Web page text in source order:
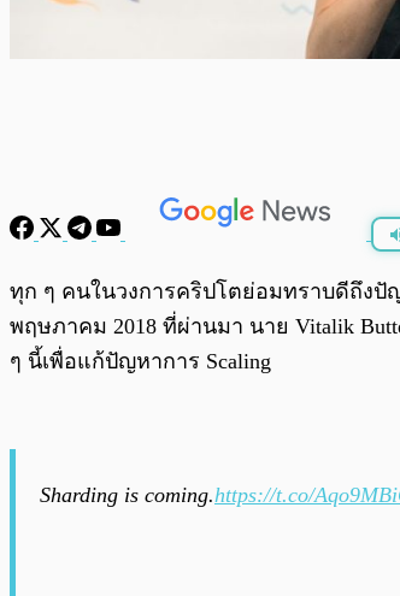
พร้อมเล่น
ทุก ๆ คนในวงการคริปโตย่อมทราบดีถึง
พฤษภาคม 2018 ที่ผ่านมา นาย Vitalik
ๆ นี้เพื่อแก้ปัญหาการ Scaling
Sharding is coming.https://t.co/